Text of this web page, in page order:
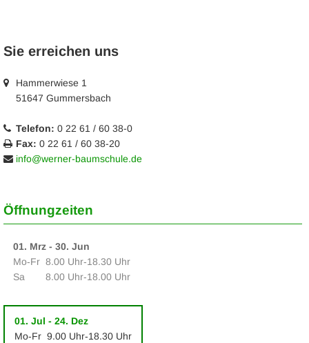
Sie erreichen uns
Hammerwiese 1
51647 Gummersbach
Telefon: 0 22 61 / 60 38-0
Fax: 0 22 61 / 60 38-20
info@werner-baumschule.de
Öffnungzeiten
01. Mrz - 30. Jun
Mo‑Fr 8.00 Uhr‑18.30 Uhr
Sa
8.00 Uhr‑18.00 Uhr
01. Jul - 24. Dez
Mo‑Fr 9.00 Uhr‑18.30 Uhr